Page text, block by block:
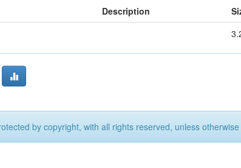
Description
by copyright, with all rights reserved, unless